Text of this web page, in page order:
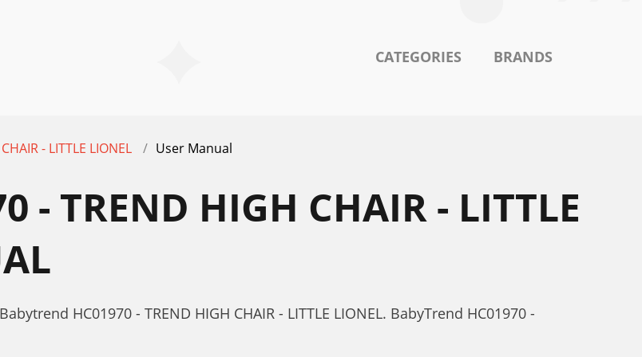
CATEGORIES BRANDS
- LITTLE LIONEL User Manual
- TREND HIGH CHAIR - LITTLE
HC01970 - TREND HIGH CHAIR - LITTLE LIONEL. BabyTrend HC01970 -